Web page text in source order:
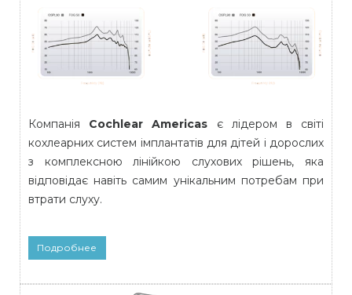
Компанія Cochlear Americas є лідером в світі
кохлеарних систем імплантатів для дітей і дорослих
з комплексною лінійкою слухових рішень, яка
відповідає навіть самим унікальним потребам при
втрати слуху.
Подробнее